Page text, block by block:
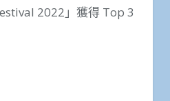
2022」獲得 Top 3